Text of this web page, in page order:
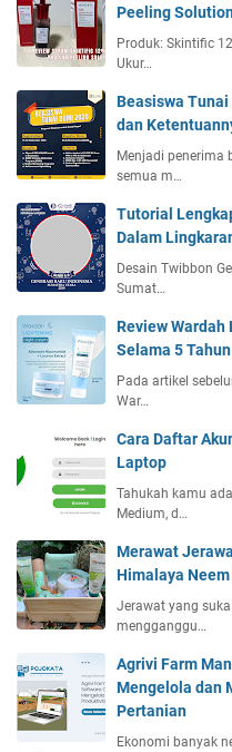
Peeling
Produk: Skintific
Ukur…
Beasiswa
dan
Menjadi penerima
semua m…
Tutorial
Dalam
Desain Twibbon
Sumat…
Review
Selama 5 Tahun
Pada artikel
War…
Cara Daftar
Laptop
Tahukah kamu
Medium, d…
Merawat
Himalaya
Jerawat yang
mengganggu…
Agrivi Farm
Mengelola dan
Pertanian
Ekonomi banyak